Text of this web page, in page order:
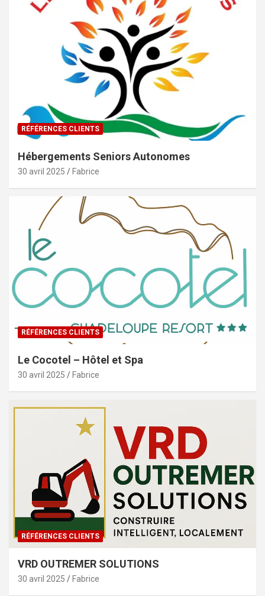
RÉFÉRENCES CLIENTS
Hébergements Seniors Autonomes
30 avril 2025 Fabrice
RÉFÉRENCES CLIENTS
Le Cocotel – Hôtel et Spa
30 avril 2025 Fabrice
RÉFÉRENCES CLIENTS
VRD OUTREMER SOLUTIONS
30 avril 2025 Fabrice